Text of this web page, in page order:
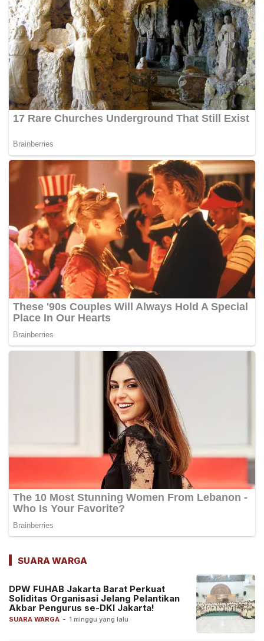
SUARA WARGA
SUARA WARGA - 1 minggu yang lalu
DPW FUHAB Jakarta Barat Perkuat
Soliditas Organisasi Jelang Pelantikan
Akbar Pengurus se-DKI Jakarta!